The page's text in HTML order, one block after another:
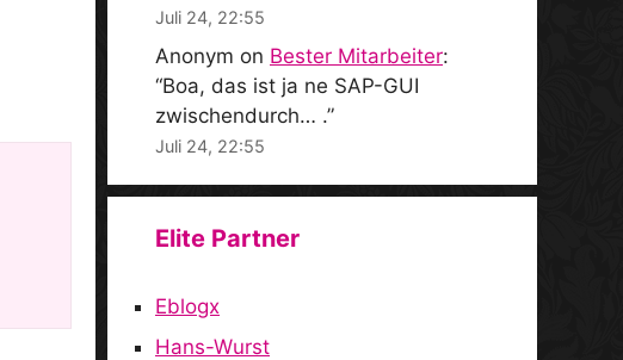
Juli 24, 22:55
Anonym on Bester Mitarbeiter:
“Boa, das ist ja ne SAP-GUI
zwischendurch… .”
Juli 24, 22:55
Elite Partner
Eblogx
Hans-Wurst